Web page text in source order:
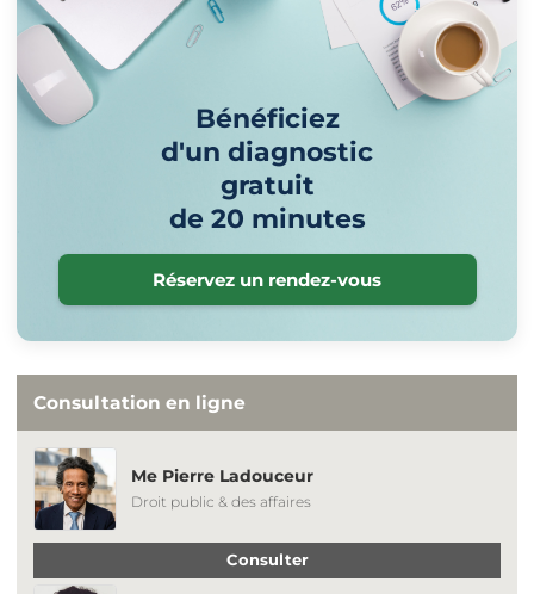
Bénéficiez
d'un diagnostic
gratuit
de 20 minutes
Réservez un rendez-vous
Consultation en ligne
Me Pierre Ladouceur
Droit public & des affaires
Consulter